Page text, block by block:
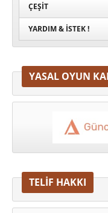
ÇEŞIT
YARDIM & İSTEK !
YASAL OYUN
TELİF HAKKI